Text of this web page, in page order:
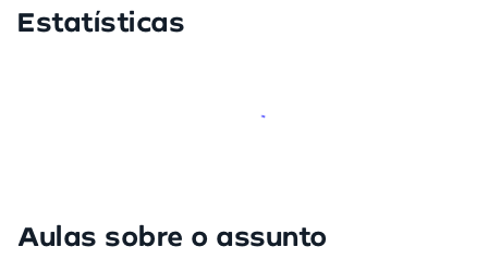
Estatísticas
Aulas sobre o assunto